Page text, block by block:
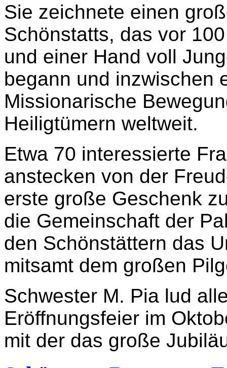
Sie zeichnete einen
Schönstatts, das vor
und einer Hand voll
begann und inzwischen
Missionarische
Heiligtümern weltweit.
Etwa 70 interessierte
anstecken von der
erste große Geschenk
die Gemeinschaft der
den Schönstättern das
mitsamt dem großen
Schwester M. Pia lud
Eröffnungsfeier im
mit der das große